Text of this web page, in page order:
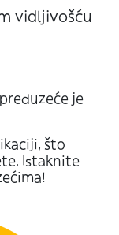
vidljivošću
je
što
Istaknite